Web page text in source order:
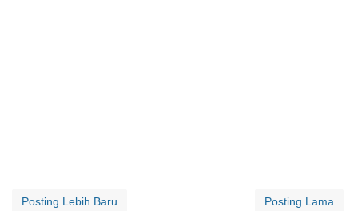
Posting Lebih Baru Posting Lama